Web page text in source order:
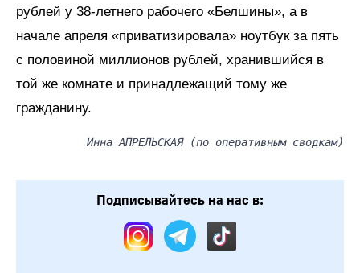
рублей у 38-летнего рабочего «Белшины», а в
начале апреля «приватизировала» ноутбук за пять
с половиной миллионов рублей, хранившийся в
той же комнате и принадлежащий тому же
гражданину.
Инна АПРЕЛЬСКАЯ (по оперативным сводкам)
Подписывайтесь на нас в: